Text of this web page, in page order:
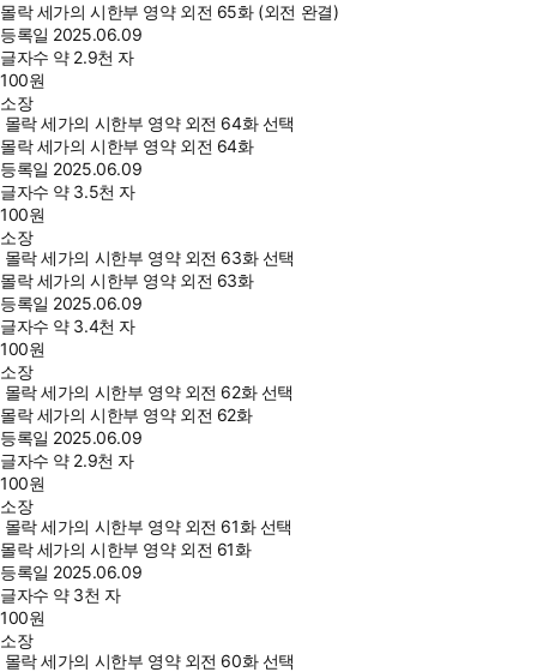
몰락 세가의 시한부 영약 외전 65화 (외전 완결)
등록일 2025.06.09
글자수 약 2.9천 자
100원
소장
몰락 세가의 시한부 영약 외전 64화 선택
몰락 세가의 시한부 영약 외전 64화
등록일 2025.06.09
글자수 약 3.5천 자
100원
소장
몰락 세가의 시한부 영약 외전 63화 선택
몰락 세가의 시한부 영약 외전 63화
등록일 2025.06.09
글자수 약 3.4천 자
100원
소장
몰락 세가의 시한부 영약 외전 62화 선택
몰락 세가의 시한부 영약 외전 62화
등록일 2025.06.09
글자수 약 2.9천 자
100원
소장
몰락 세가의 시한부 영약 외전 61화 선택
몰락 세가의 시한부 영약 외전 61화
등록일 2025.06.09
글자수 약 3천 자
100원
소장
몰락 세가의 시한부 영약 외전 60화 선택